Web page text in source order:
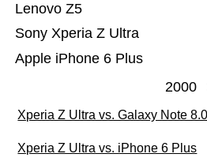
Apple iPhone 6 Plus
Sony Xperia Z Ultra
Lenovo Z5
2000
Xperia Z Ultra vs. Galaxy Note 8.0
Xperia Z Ultra vs. iPhone 6 Plus